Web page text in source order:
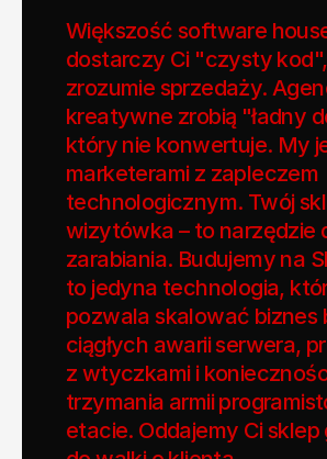
Większość software
dostarczy Ci "czysty
zrozumie sprzedaży.
kreatywne zrobią "ładny
który nie konwertuje. My
marketerami z zapleczem
technologicznym. Twój
wizytówka – to narzędzie
zarabiania. Budujemy na
to jedyna technologia,
pozwala skalować biznes
ciągłych awarii serwera,
z wtyczkami i
trzymania armii
etacie. Oddajemy Ci